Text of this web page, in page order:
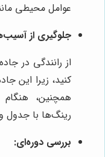
عوامل محیطی
جلوگیری از
از رانندگی در
کنید، زیرا این
همچنین،
رینگ‌ها با جدول و
بررسی دوره‌ای: